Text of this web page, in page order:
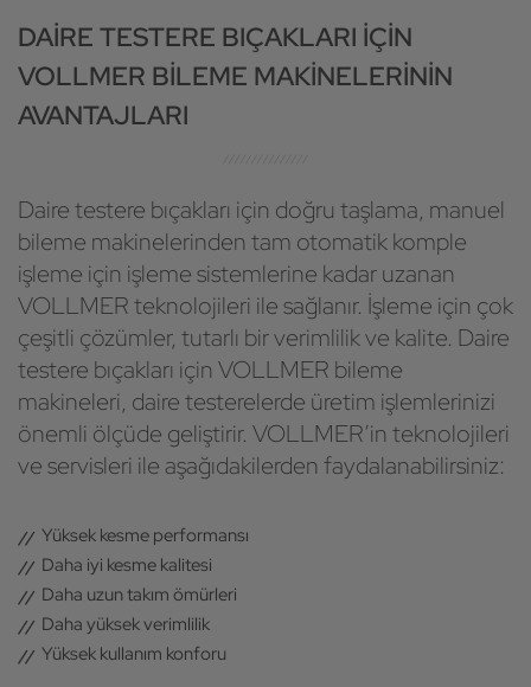
DAIRE TESTERE BIÇAKLARI IÇIN
VOLLMER BILEME MAKINELERININ
AVANTAJLARI
Daire testere bıçakları için doğru taşlama, manuel
bileme makinelerinden tam otomatik komple
işleme için işleme sistemlerine kadar uzanan
VOLLMER teknolojileri ile sağlanır. İşleme için çok
çeşitli çözümler, tutarlı bir verimlilik ve kalite. Daire
testere bıçakları için VOLLMER bileme
makineleri, daire testerelerde üretim işlemlerinizi
önemli ölçüde geliştirir. VOLLMER’in teknolojileri
ve servisleri ile aşağıdakilerden faydalanabilirsiniz:
Yüksek kesme performansı
Daha iyi kesme kalitesi
Daha uzun takım ömürleri
Daha yüksek verimlilik
Yüksek kullanım konforu